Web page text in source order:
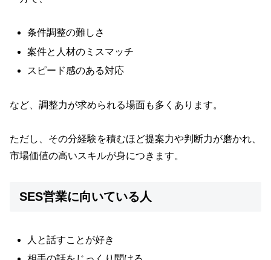
条件調整の難しさ
案件と人材のミスマッチ
スピード感のある対応
など、調整力が求められる場面も多くあります。
ただし、その分経験を積むほど提案力や判断力が磨かれ、
市場価値の高いスキルが身につきます。
SES営業に向いている人
人と話すことが好き